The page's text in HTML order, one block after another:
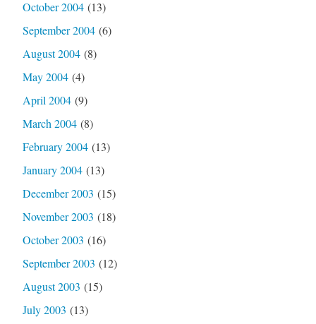
October 2004(13)
September 2004(6)
August 2004(8)
May 2004(4)
April 2004(9)
March 2004(8)
February 2004(13)
January 2004(13)
December 2003 (15)
November 2003 (18)
October 2003 (16)
September 2003 (12)
August 2003 (15)
July 2003 (13)